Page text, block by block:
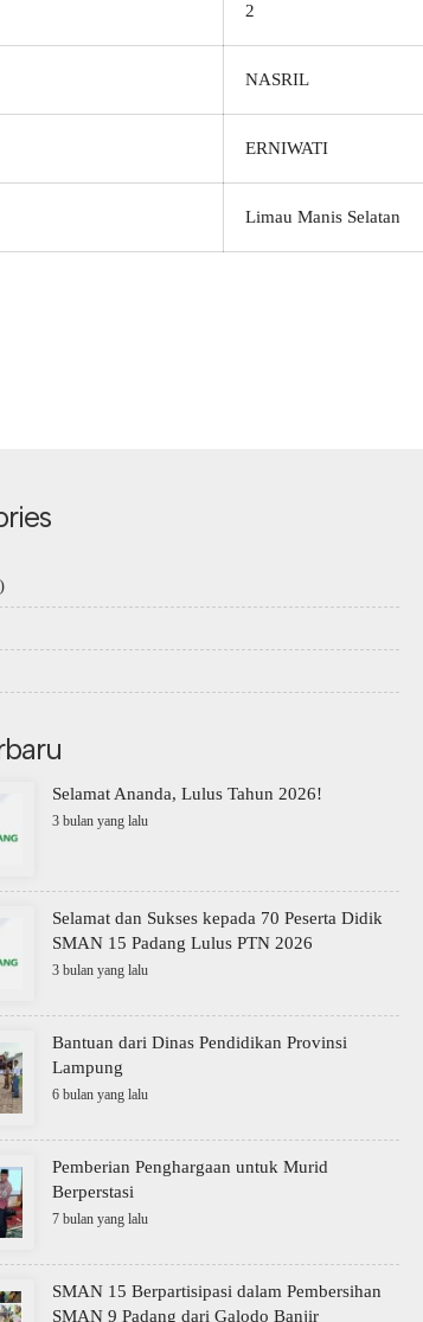
2
NASRIL
ERNIWATI
Limau Manis Selatan
Selamat Ananda, Lulus Tahun 2026!
3 bulan yang lalu
Selamat dan Sukses kepada 70 Peserta Didik
SMAN 15 Padang Lulus PTN 2026
3 bulan yang lalu
Bantuan dari Dinas Pendidikan Provinsi
Lampung
6 bulan yang lalu
Pemberian Penghargaan untuk Murid
Berperstasi
7 bulan yang lalu
SMAN 15 Berpartisipasi dalam Pembersihan
SMAN 9 Padang dari Galodo Banjir